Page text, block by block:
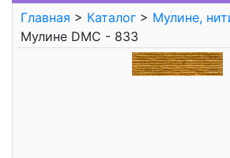
Главная > Каталог > Мулине,
Мулине DMC - 833